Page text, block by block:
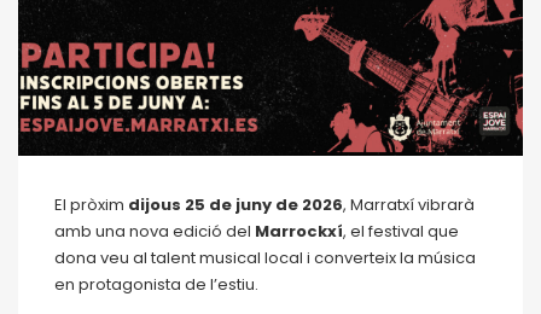
El pròxim dijous 25 de juny de 2026, Marratxí vibrarà
amb una nova edició del Marrockxí, el festival que
dona veu al talent musical local i converteix la música
en protagonista de l’estiu.